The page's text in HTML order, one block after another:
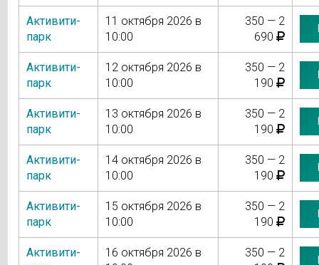
Активити-
парк
11 октября 2026 в
10:00
350 — 2
690
Активити-
парк
12 октября 2026 в
10:00
350 — 2
190
Активити-
парк
13 октября 2026 в
10:00
350 — 2
190
Активити-
парк
14 октября 2026 в
10:00
350 — 2
190
Активити-
парк
15 октября 2026 в
10:00
350 — 2
190
Активити-
16 октября 2026 в
350 — 2